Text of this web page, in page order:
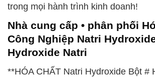
trong mọi hành trình kinh doanh!
Nhà cung cấp • phân phối
Công Nghiệp Natri
Hydroxide Natri
**HÓA CHẤT Natri Hydroxide Bột #